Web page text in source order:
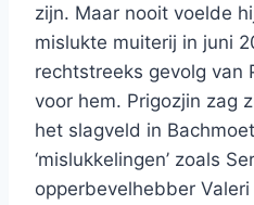
zijn. Maar nooit voelde
mislukte muiterij in juni
rechtstreeks gevolg van
voor hem. Prigozjin zag
het slagveld in
‘mislukkelingen’ zoals
opperbevelhebber